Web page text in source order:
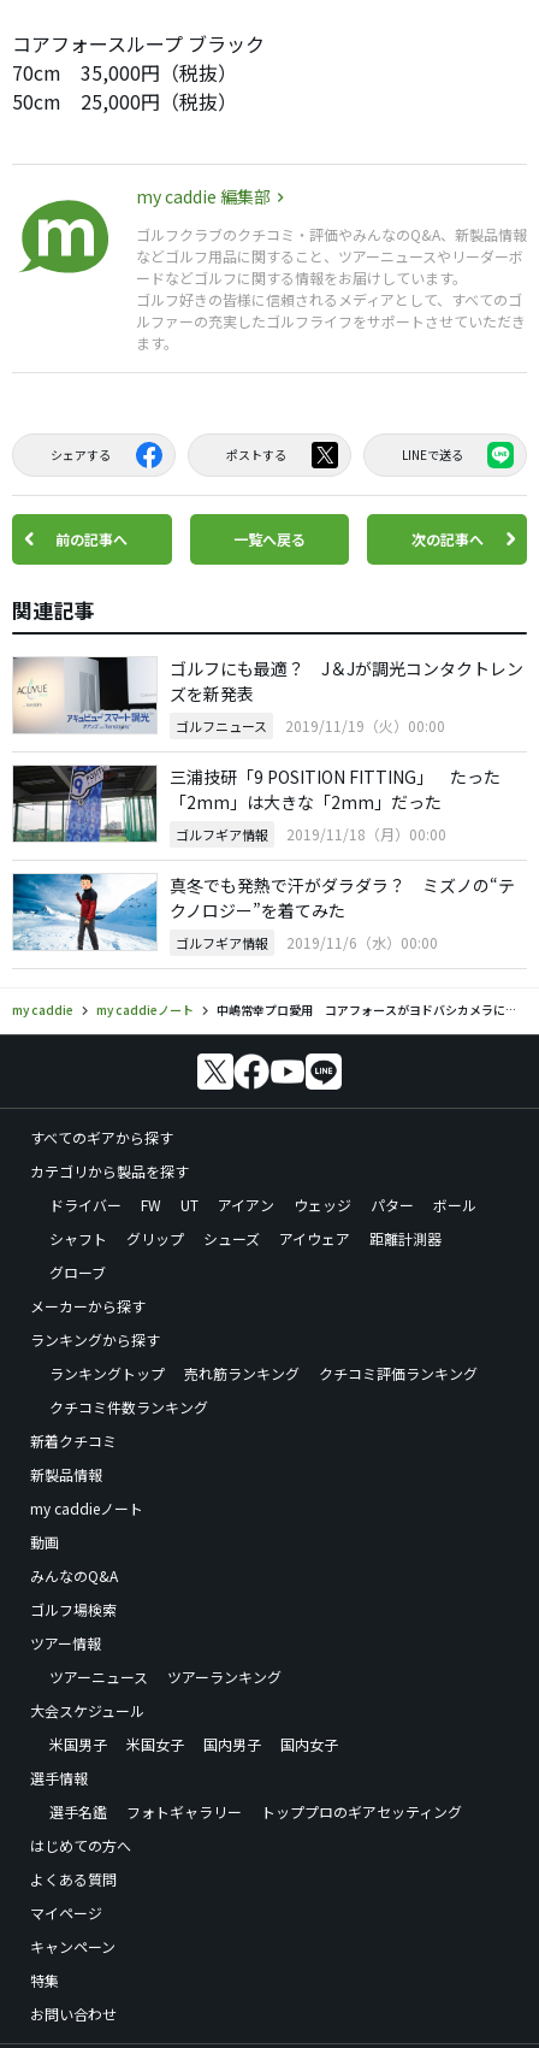
コアフォースループ ブラック
70cm 35,000円（税抜）
50cm 25,000円（税抜）
my caddie 編集部
ゴルフクラブのクチコミ・評価やみんなのQ&A、新製品情報
などゴルフ用品に関すること、ツアーニュースやリーダーボ
ードなどゴルフに関する情報をお届けしています。
ゴルフ好きの皆様に信頼されるメディアとして、すべてのゴ
ルファーの充実したゴルフライフをサポートさせていただき
ます。
シェアする ポストする LINEで送る
前の記事へ 一覧へ戻る 次の記事へ
関連記事
ゴルフにも最適？ J＆Jが調光コンタクトレン
ズを新発表
ゴルフニュース 2019/11/19（火）00:00
三浦技研「9 POSITION FITTING」 たった
「2mm」は大きな「2mm」だった
ゴルフギア情報 2019/11/18（月）00:00
真冬でも発熱で汗がダラダラ？ ミズノの“テ
クノロジー”を着てみた
ゴルフギア情報 2019/11/6（水）00:00
my caddie my caddieノート 中嶋常幸プロ愛用 コアフォースがヨドバシカメラにて新規取り扱い開始
すべてのギアから探す
カテゴリから製品を探す
ドライバー
FW UT アイアン ウェッジ パター
ボール
シャフト
グリップ シューズ アイウェア
距離計測器
グローブ
メーカーから探す
ランキングから探す
ランキングトップ
売れ筋ランキング
クチコミ評価ランキング
クチコミ件数ランキング
新着クチコミ
新製品情報
my caddieノート
動画
みんなのQ&A
ゴルフ場検索
ツアー情報
ツアーニュース
ツアーランキング
大会スケジュール
米国男子
米国女子 国内男子
国内女子
選手情報
選手名鑑
フォトギャラリー
トッププロのギアセッティング
はじめての方へ
よくある質問
マイページ
キャンペーン
特集
お問い合わせ